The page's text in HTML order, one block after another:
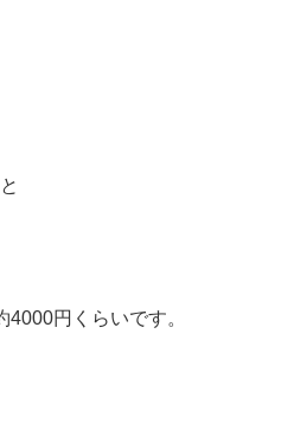
円くらいです。